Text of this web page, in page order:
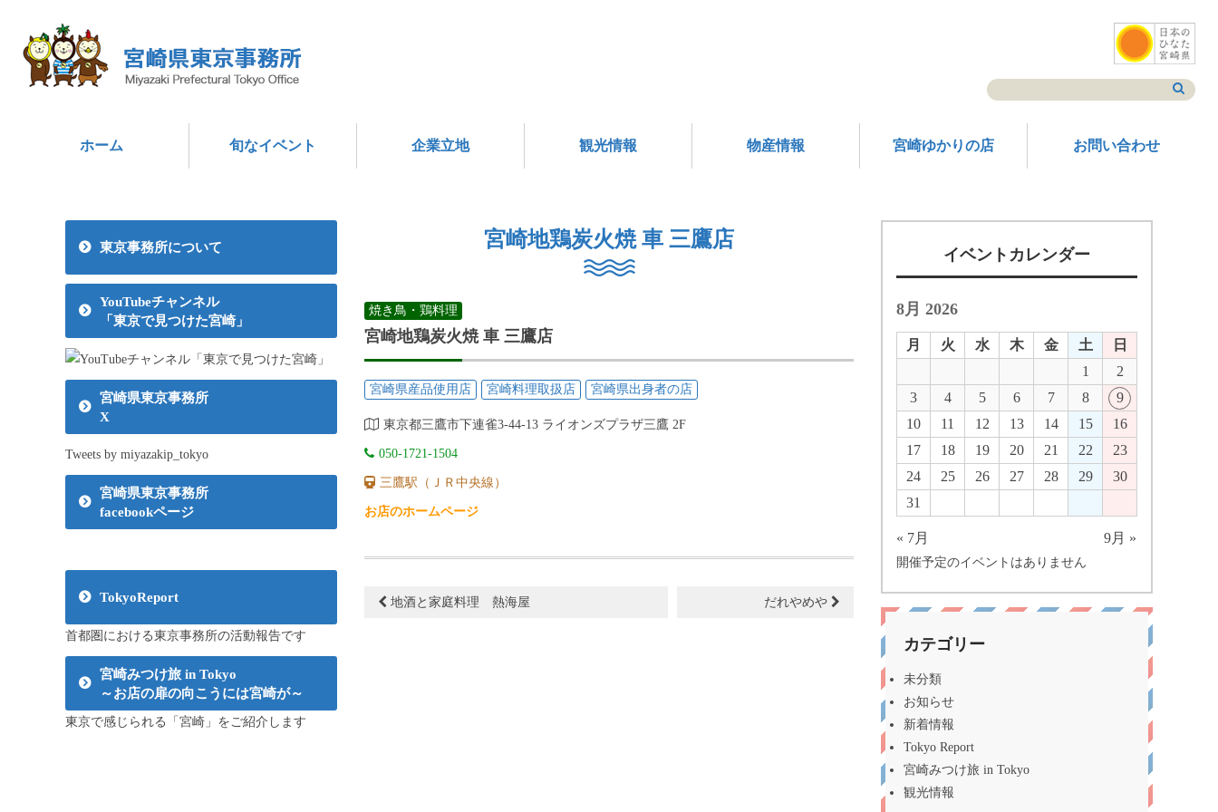
ホーム 旬なイベント 企業立地 観光情報 物産情報 宮崎ゆかりの店 お問い合わせ
東京事務所について
YouTubeチャンネル
「東京で見つけた宮崎」
宮崎県東京事務所
X
Tweets by miyazakip_tokyo
宮崎県東京事務所
facebookページ
TokyoReport
首都圏における東京事務所の活動報告です
宮崎みつけ旅 in Tokyo
～お店の扉の向こうには宮崎が～
東京で感じられる「宮崎」をご紹介します
宮崎地鶏炭火焼 車 三鷹店
焼き鳥・鶏料理
宮崎地鶏炭火焼 車 三鷹店
宮崎県産品使用店 宮崎料理取扱店 宮崎県出身者の店
東京都三鷹市下連雀3-44-13 ライオンズプラザ三鷹 2F
050-1721-1504
三鷹駅（ＪＲ中央線）
お店のホームページ
地酒と家庭料理 熱海屋 だれやめや
イベントカレンダー
8月 2026
月 火 水 木 金 土
日
1
2
3
4 5 6 7 8
9
10
11 12 13 14 15
16
17
18 19 20 21 22
23
24
25 26 27 28 29
30
31
« 7月 9月 »
開催予定のイベントはありません
カテゴリー
未分類
お知らせ
新着情報
Tokyo Report
宮崎みつけ旅 in Tokyo
観光情報